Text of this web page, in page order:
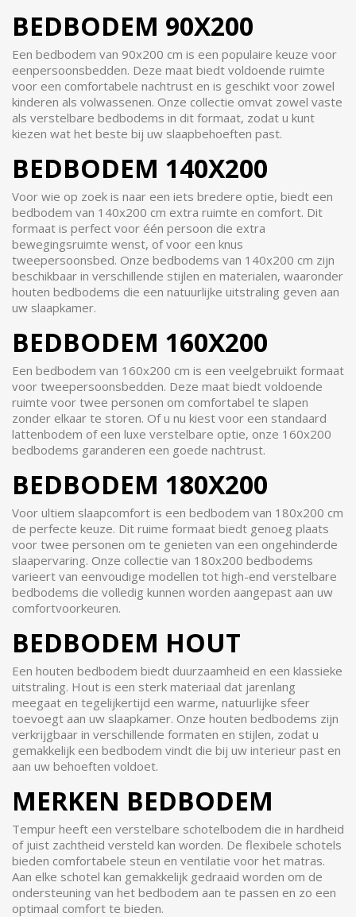
BEDBODEM 90X200
Een bedbodem van 90x200 cm is een populaire keuze voor
eenpersoonsbedden. Deze maat biedt voldoende ruimte
voor een comfortabele nachtrust en is geschikt voor zowel
kinderen als volwassenen. Onze collectie omvat zowel vaste
als verstelbare bedbodems in dit formaat, zodat u kunt
kiezen wat het beste bij uw slaapbehoeften past.
BEDBODEM 140X200
Voor wie op zoek is naar een iets bredere optie, biedt een
bedbodem van 140x200 cm extra ruimte en comfort. Dit
formaat is perfect voor één persoon die extra
bewegingsruimte wenst, of voor een knus
tweepersoonsbed. Onze bedbodems van 140x200 cm zijn
beschikbaar in verschillende stijlen en materialen, waaronder
houten bedbodems die een natuurlijke uitstraling geven aan
uw slaapkamer.
BEDBODEM 160X200
Een bedbodem van 160x200 cm is een veelgebruikt formaat
voor tweepersoonsbedden. Deze maat biedt voldoende
ruimte voor twee personen om comfortabel te slapen
zonder elkaar te storen. Of u nu kiest voor een standaard
lattenbodem of een luxe verstelbare optie, onze 160x200
bedbodems garanderen een goede nachtrust.
BEDBODEM 180X200
Voor ultiem slaapcomfort is een bedbodem van 180x200 cm
de perfecte keuze. Dit ruime formaat biedt genoeg plaats
voor twee personen om te genieten van een ongehinderde
slaapervaring. Onze collectie van 180x200 bedbodems
varieert van eenvoudige modellen tot high-end verstelbare
bedbodems die volledig kunnen worden aangepast aan uw
comfortvoorkeuren.
BEDBODEM HOUT
Een houten bedbodem biedt duurzaamheid en een klassieke
uitstraling. Hout is een sterk materiaal dat jarenlang
meegaat en tegelijkertijd een warme, natuurlijke sfeer
toevoegt aan uw slaapkamer. Onze houten bedbodems zijn
verkrijgbaar in verschillende formaten en stijlen, zodat u
gemakkelijk een bedbodem vindt die bij uw interieur past en
aan uw behoeften voldoet.
MERKEN BEDBODEM
Tempur heeft een verstelbare schotelbodem die in hardheid
of juist zachtheid versteld kan worden. De flexibele schotels
bieden comfortabele steun en ventilatie voor het matras.
Aan elke schotel kan gemakkelijk gedraaid worden om de
ondersteuning van het bedbodem aan te passen en zo een
optimaal comfort te bieden.